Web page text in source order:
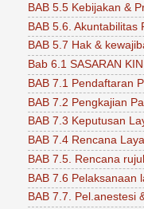
BAB 5.5 Kebijakan &
BAB 5.6. Akuntabilitas
BAB 5.7 Hak &
Bab 6.1 SASARAN
BAB 7.1 Pendaftaran
BAB 7.2 Pengkajian
BAB 7.3 Keputusan
BAB 7.4 Rencana
BAB 7.5. Rencana
BAB 7.6 Pelaksanaan
BAB 7.7. Pel.anestesi